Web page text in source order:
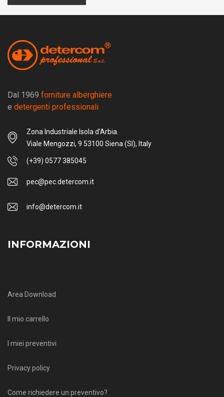
Dal 1969 forniture alberghiere
e detergenti professionali
Zona Industriale Isola d'Arbia.
Viale Mengozzi, 9 53100 Siena (SI), Italy
(+39) 0577 385045
pec@pec.detercom.it
info@detercom.it
INFORMAZIONI
Area Download
Il mio carrello
I miei preventivi
Privacy policy
Come richiedere un preventivo?